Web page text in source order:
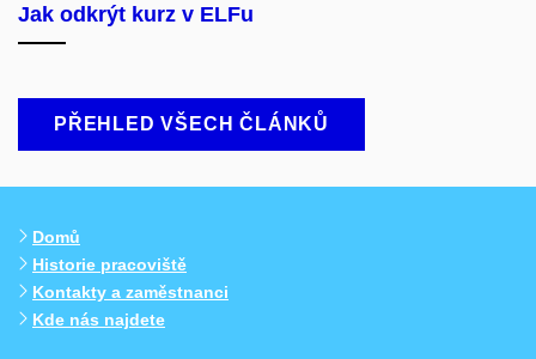
Jak odkrýt kurz v ELFu
PŘEHLED VŠECH ČLÁNKŮ
Domů
Historie pracoviště
Kontakty a zaměstnanci
Kde nás najdete